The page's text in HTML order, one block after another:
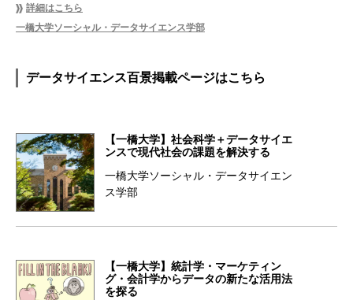
詳細はこちら
一橋大学ソーシャル・データサイエンス学部
データサイエンス百景掲載ページはこちら
【一橋大学】社会科学＋データサイエ
ンスで現代社会の課題を解決する
一橋大学ソーシャル・データサイエン
ス学部
【一橋大学】統計学・マーケティン
グ・会計学からデータの新たな活用法
を探る